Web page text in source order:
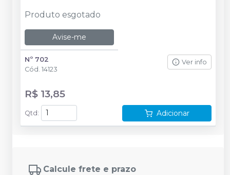
Produto esgotado
Avise-me
Nº 702
Cód. 14123
Ver info
R$ 13,85
Qtd : Adicionar
Calcule frete e prazo